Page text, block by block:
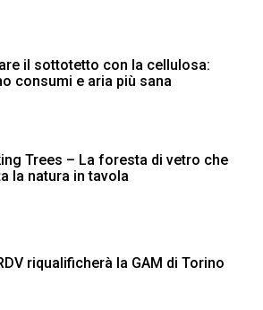
il sottotetto con la cellulosa:
consumi e aria più sana
Trees – La foresta di vetro che
la natura in tavola
riqualificherà la GAM di Torino